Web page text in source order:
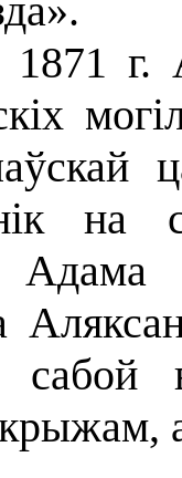
1871
на
Адама
сабой